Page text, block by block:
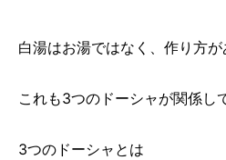
白湯はお湯ではなく、作り方
これも3つのドーシャが関係し
3つのドーシャとは